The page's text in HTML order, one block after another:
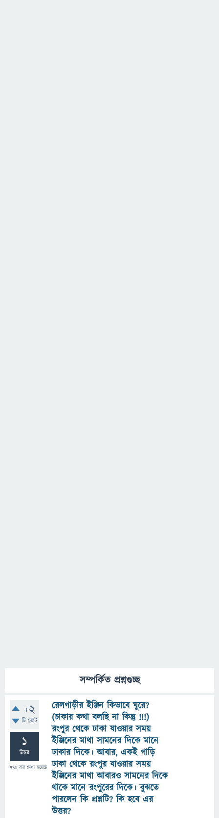
সম্পর্কিত প্রশ্নগুচ্ছ
+2
টি ভোট
1
উত্তর
772বার দেখা হয়েছে
রেলগাড়ীর ইঞ্জিন কিভাবে ঘুরে?
(চাকার কথা বলছি না কিন্তু !!!)
রংপুর থেকে ঢাকা যাওয়ার সময়
ইঞ্জিনের মাথা সামনের দিকে মানে
ঢাকার দিকে। আবার, একই গাড়ি
ঢাকা থেকে রংপুর যাওয়ার সময়
ইঞ্জিনের মাথা আবারও সামনের দিকে
থাকে মানে রংপুরের দিকে। বুঝতে
পারলেন কি প্রশ্নটি? কি হবে এর
উত্তর?